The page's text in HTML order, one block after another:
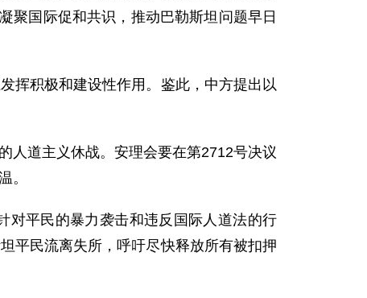
聚国际促和共识，推动巴勒斯坦问题早日
挥积极和建设性作用。鉴此，中方提出以
人道主义休战。安理会要在第2712号决议
。
对平民的暴力袭击和违反国际人道法的行
平民流离失所，呼吁尽快释放所有被扣押